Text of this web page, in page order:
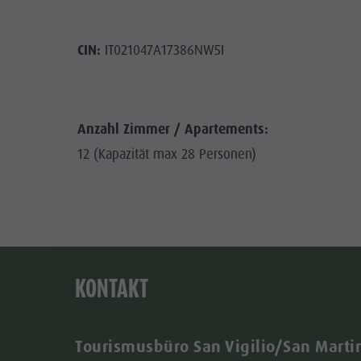
CIN: IT021047A17386NW5I
Anzahl Zimmer / Apartements:
12 (Kapazität max 28 Personen)
KONTAKT
Tourismusbüro San Vigilio/San